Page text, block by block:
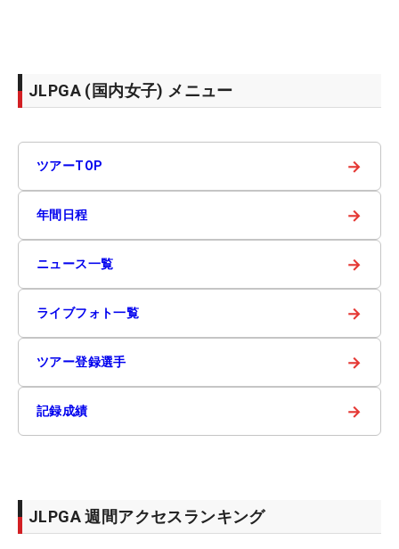
JLPGA (国内女子) メニュー
ツアーTOP →
年間日程 →
ニュース一覧 →
ライブフォト一覧 →
ツアー登録選手 →
記録成績 →
JLPGA 週間アクセスランキング